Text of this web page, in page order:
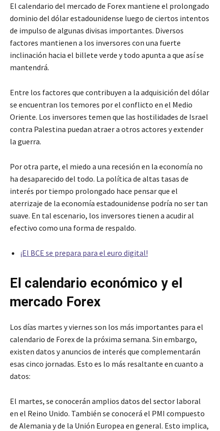
El calendario del mercado de Forex mantiene el prolongado
dominio del dólar estadounidense luego de ciertos intentos
de impulso de algunas divisas importantes. Diversos
factores mantienen a los inversores con una fuerte
inclinación hacia el billete verde y todo apunta a que así se
mantendrá.
Entre los factores que contribuyen a la adquisición del dólar
se encuentran los temores por el conflicto en el Medio
Oriente. Los inversores temen que las hostilidades de Israel
contra Palestina puedan atraer a otros actores y extender
la guerra.
Por otra parte, el miedo a una recesión en la economía no
ha desaparecido del todo. La política de altas tasas de
interés por tiempo prolongado hace pensar que el
aterrizaje de la economía estadounidense podría no ser tan
suave. En tal escenario, los inversores tienen a acudir al
efectivo como una forma de respaldo.
¡El BCE se prepara para el euro digital!
El calendario económico y el
mercado Forex
Los días martes y viernes son los más importantes para el
calendario de Forex de la próxima semana. Sin embargo,
existen datos y anuncios de interés que complementarán
esas cinco jornadas. Esto es lo más resaltante en cuanto a
datos:
El martes, se conocerán amplios datos del sector laboral
en el Reino Unido. También se conocerá el PMI compuesto
de Alemania y de la Unión Europea en general. Esto implica,